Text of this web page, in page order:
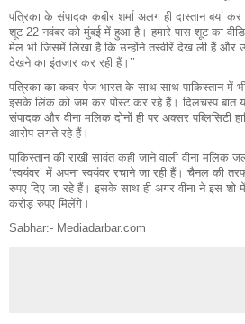
पत्रिका के संपादक कबीर शर्मा अलग ही दास्तान बयां
शूट 22 नवंबर को मुंबई में हुआ है। हमारे पास शूट का
मेल भी जिसमें लिखा है कि उन्होंने तस्वीरें देख ली हैं
देखने का इंतजार कर रही हैं।’’
पत्रिका का कवर पेज भारत के साथ-साथ पाकिस्तान में
इसके लिंक को जम कर पोस्ट कर रहे हैं। दिलचस्प बात
संपादक और वीना मलिक दोनों ही पर अक्सर
आरोप लगते रहे हैं।
पाकिस्तान की राखी सावंत कही जाने वाली वीना मलिक
‘स्वयंवर’ में अपना स्वयंवर रचाने जा रही हैं। चैनल की
रुपए दिए जा रहे हैं। इसके साथ ही अगर वीना ने इस शो
करोड़ रुपए मिलेंगे।
Sabhar:- Mediadarbar.com